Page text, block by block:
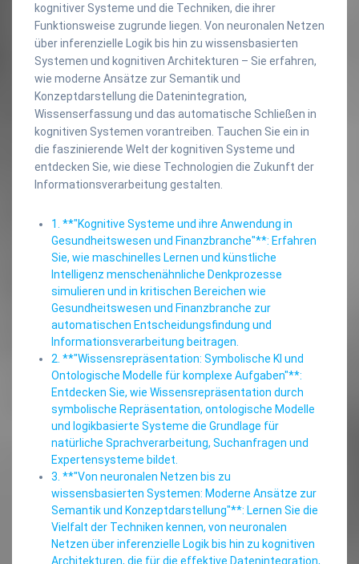
kognitiver Systeme und die Techniken, die ihrer
Funktionsweise zugrunde liegen. Von neuronalen Netzen
über inferenzielle Logik bis hin zu wissensbasierten
Systemen und kognitiven Architekturen – Sie erfahren,
wie moderne Ansätze zur Semantik und
Konzeptdarstellung die Datenintegration,
Wissenserfassung und das automatische Schließen in
kognitiven Systemen vorantreiben. Tauchen Sie ein in
die faszinierende Welt der kognitiven Systeme und
entdecken Sie, wie diese Technologien die Zukunft der
Informationsverarbeitung gestalten.
1. **"Kognitive Systeme und ihre Anwendung in
Gesundheitswesen und Finanzbranche"**: Erfahren
Sie, wie maschinelles Lernen und künstliche
Intelligenz menschenähnliche Denkprozesse
simulieren und in kritischen Bereichen wie
Gesundheitswesen und Finanzbranche zur
automatischen Entscheidungsfindung und
Informationsverarbeitung beitragen.
2. **"Wissensrepräsentation: Symbolische KI und
Ontologische Modelle für komplexe Aufgaben"**:
Entdecken Sie, wie Wissensrepräsentation durch
symbolische Repräsentation, ontologische Modelle
und logikbasierte Systeme die Grundlage für
natürliche Sprachverarbeitung, Suchanfragen und
Expertensysteme bildet.
3. **"Von neuronalen Netzen bis zu
wissensbasierten Systemen: Moderne Ansätze zur
Semantik und Konzeptdarstellung"**: Lernen Sie die
Vielfalt der Techniken kennen, von neuronalen
Netzen über inferenzielle Logik bis hin zu kognitiven
Architekturen, die für die effektive Datenintegration,